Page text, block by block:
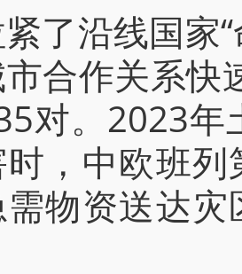
沿线国家“
合作关系快
对。2023年
，中欧班
物资送达